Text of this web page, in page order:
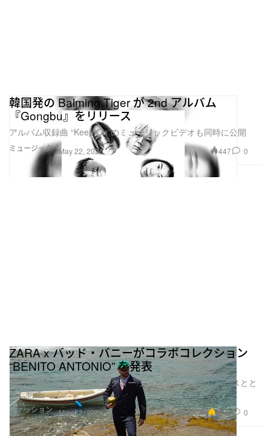
ミュージック
韓国発の Balming Tiger が 2nd アルバム
『Gongbu』をリリース
アルバム収録曲 “Keep On”のミュージックビデオも同時に公開
May 22, 2026 447 0
ファッション
ZARA x バッド・バニーがコラボコレクション
“BENITO ANTONIO” を発表
彼のクリエイティブディレクター ジャンソニー・オリベラスとと
もに制作
May 22, 2026 2.1K 0